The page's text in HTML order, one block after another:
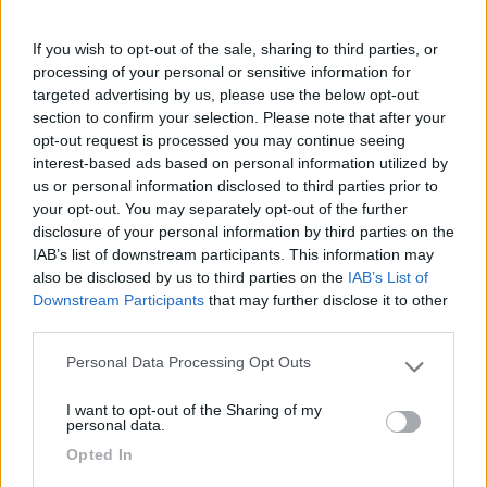
If you wish to opt-out of the sale, sharing to third parties, or
processing of your personal or sensitive information for
targeted advertising by us, please use the below opt-out
section to confirm your selection. Please note that after your
opt-out request is processed you may continue seeing
interest-based ads based on personal information utilized by
us or personal information disclosed to third parties prior to
your opt-out. You may separately opt-out of the further
disclosure of your personal information by third parties on the
IAB’s list of downstream participants. This information may
also be disclosed by us to third parties on the IAB’s List of
Downstream Participants that may further disclose it to other
Please note that this website/app uses one or more Google
not limited to your visit or usage behaviour. You may click to
grant or deny consent to Google and its third-party tags to
use your data for below specified purposes in below Google
Personal Data Processing Opt Outs
I want to opt-out of the Sharing of my
personal data.
Opted In
2assi
http://www.parkterminalservice.it/
Prima dell'inizio del ponte della Libertà esci a destra all'ultima
uscita possibile, via dei petroli, sei arrivato. Il primo parco è